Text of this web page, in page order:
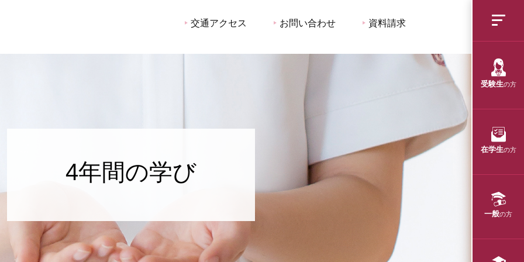
受験生の方
在学生の方
一般の方
交通アクセス
お問い合わせ 資料請求
4年間の学び